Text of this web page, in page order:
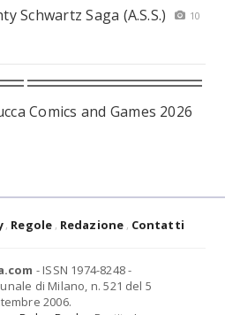
Schwartz Saga (A.S.S.)
10
Comics and Games 2026
Regole Redazione Contatti
- ISSN 1974-8248 -
di Milano, n. 521 del 5
2006.